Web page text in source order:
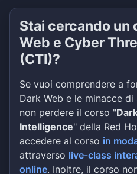
Stai cercando un
Web e Cyber
(CTI)?
Se vuoi comprendere a
Dark Web e le minacce
non perdere il corso "
Intelligence" della Red
accedere al corso in
attraverso live-class
online. Inoltre, il corso